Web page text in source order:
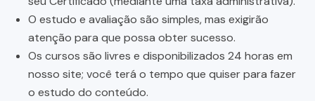
O estudo e avaliação são simples, mas exigirão
atenção para que possa obter sucesso.
Os cursos são livres e disponibilizados 24 horas em
nosso site; você terá o tempo que quiser para fazer
o estudo do conteúdo.